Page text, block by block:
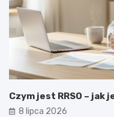
Czym jest RRSO – jak
8 lipca 2026